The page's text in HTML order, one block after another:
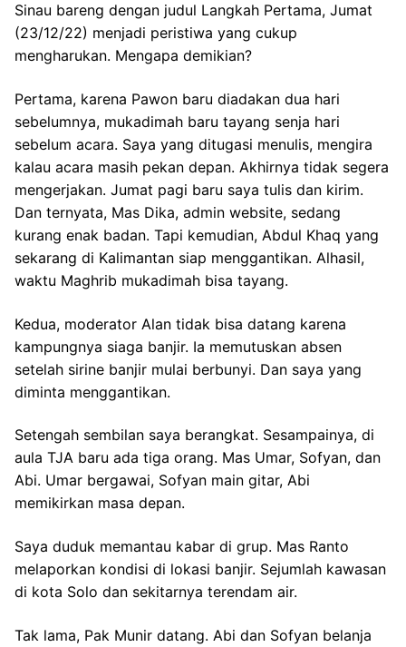
Sinau bareng dengan judul Langkah Pertama, Jumat
(23/12/22) menjadi peristiwa yang cukup
mengharukan. Mengapa demikian?
Pertama, karena Pawon baru diadakan dua hari
sebelumnya, mukadimah baru tayang senja hari
sebelum acara. Saya yang ditugasi menulis, mengira
kalau acara masih pekan depan. Akhirnya tidak segera
mengerjakan. Jumat pagi baru saya tulis dan kirim.
Dan ternyata, Mas Dika, admin website, sedang
kurang enak badan. Tapi kemudian, Abdul Khaq yang
sekarang di Kalimantan siap menggantikan. Alhasil,
waktu Maghrib mukadimah bisa tayang.
Kedua, moderator Alan tidak bisa datang karena
kampungnya siaga banjir. Ia memutuskan absen
setelah sirine banjir mulai berbunyi. Dan saya yang
diminta menggantikan.
Setengah sembilan saya berangkat. Sesampainya, di
aula TJA baru ada tiga orang. Mas Umar, Sofyan, dan
Abi. Umar bergawai, Sofyan main gitar, Abi
memikirkan masa depan.
Saya duduk memantau kabar di grup. Mas Ranto
melaporkan kondisi di lokasi banjir. Sejumlah kawasan
di kota Solo dan sekitarnya terendam air.
Tak lama, Pak Munir datang. Abi dan Sofyan belanja